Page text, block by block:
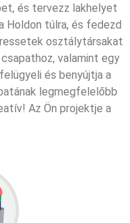
és tervezz lakhelyet
Holdon túlra, és fedezd
osztálytársakat
valamint egy
és benyújtja a
legmegfelelőbb
Az Ön projektje a